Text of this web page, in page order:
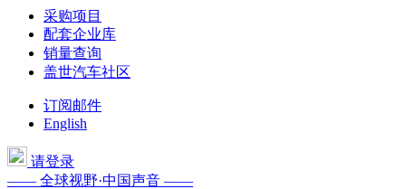
采购项目
配套企业库
销量查询
盖世汽车社区
订阅邮件
English
请登录
—— 全球视野·中国声音 ——